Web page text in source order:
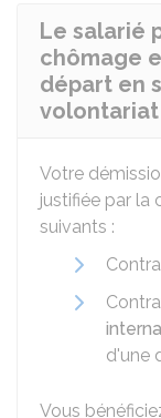
Le salarié
chômage
départ en
volontariat
Votre
justifiée par la
suivants :
d'une
Vous